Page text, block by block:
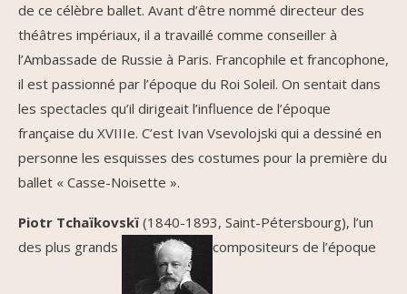
de ce célèbre ballet. Avant d’être nommé directeur des
théâtres impériaux, il a travaillé comme conseiller à
l’Ambassade de Russie à Paris. Francophile et francophone,
il est passionné par l’époque du Roi Soleil. On sentait dans
les spectacles qu’il dirigeait l’influence de l’époque
française du XVIIIe. C’est Ivan Vsevolojski qui a dessiné en
personne les esquisses des costumes pour la première du
ballet « Casse-Noisette ».
Piotr Tchaïkovskï (1840-1893, Saint-Pétersbourg), l’un
des plus grands
compositeurs de l’époque